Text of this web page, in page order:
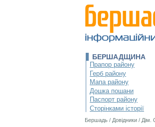
БЕРШАДЩИНА
Прапор району
Герб району
Мапа району
Дошка пошани
Паспорт району
Сторінками історії
Бершадь / Довідники / Дім.